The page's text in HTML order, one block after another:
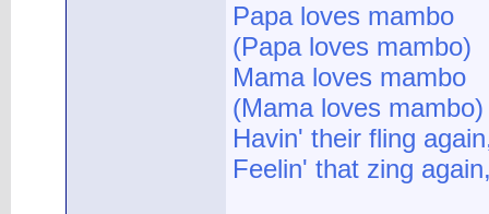
Papa loves mambo
(Papa loves mambo)
Mama loves mambo
(Mama loves mambo)
Havin' their fling
Feelin' that zing